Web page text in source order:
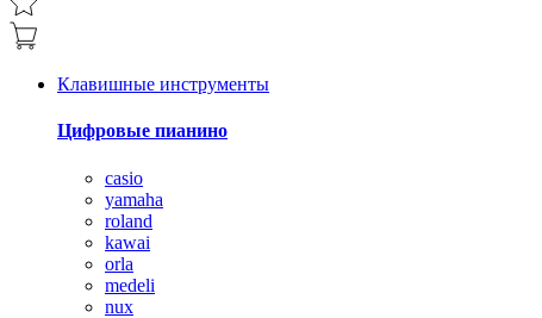
Клавишные инструменты
Цифровые пианино
casio
yamaha
roland
kawai
orla
medeli
nux